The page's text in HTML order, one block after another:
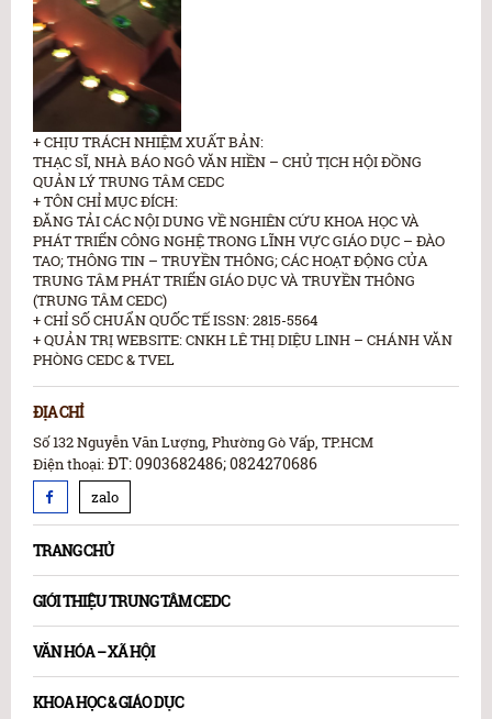
+ CHỊU TRÁCH NHIỆM XUẤT BẢN:
THẠC SĨ, NHÀ BÁO NGÔ VĂN HIỀN – CHỦ TỊCH HỘI ĐỒNG
QUẢN LÝ TRUNG TÂM CEDC
+ TÔN CHỈ MỤC ĐÍCH:
ĐĂNG TẢI CÁC NỘI DUNG VỀ NGHIÊN CỨU KHOA HỌC VÀ
PHÁT TRIỂN CÔNG NGHỆ TRONG LĨNH VỰC GIÁO DỤC – ĐÀO
TAO; THÔNG TIN – TRUYỀN THÔNG; CÁC HOẠT ĐỘNG CỦA
TRUNG TÂM PHÁT TRIỂN GIÁO DỤC VÀ TRUYỀN THÔNG
(TRUNG TÂM CEDC)
+ CHỈ SỐ CHUẨN QUỐC TẾ ISSN: 2815-5564
+ QUẢN TRỊ WEBSITE: CNKH LÊ THỊ DIỆU LINH – CHÁNH VĂN
PHÒNG CEDC & TVEL
ĐỊA CHỈ
Số 132 Nguyễn Văn Lượng, Phường Gò Vấp, TP.HCM
Điện thoại:ĐT: 0903682486; 0824270686
zalo
TRANG CHỦ
GIỚI THIỆU TRUNG TÂM CEDC
VĂN HÓA – XÃ HỘI
KHOA HỌC & GIÁO DỤC